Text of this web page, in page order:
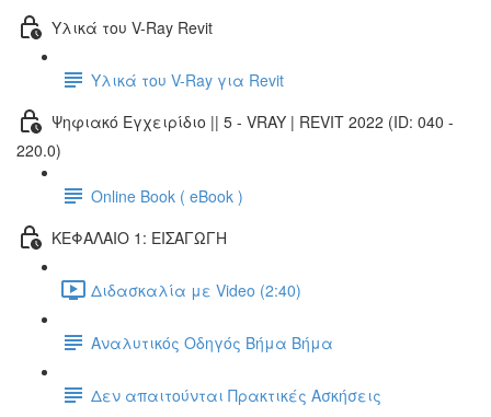
Υλικά του V-Ray Revit
Υλικά του V-Ray για Revit
Ψηφιακό Εγχειρίδιο || 5 - VRAY | REVIT 2022 (ID: 040 -
220.0)
Online Book ( eBook )
ΚΕΦΑΛΑΙΟ 1: ΕΙΣΑΓΩΓΗ
Διδασκαλία με Video (2:40)
Αναλυτικός Οδηγός Βήμα Βήμα
Δεν απαιτούνται Πρακτικές Ασκήσεις